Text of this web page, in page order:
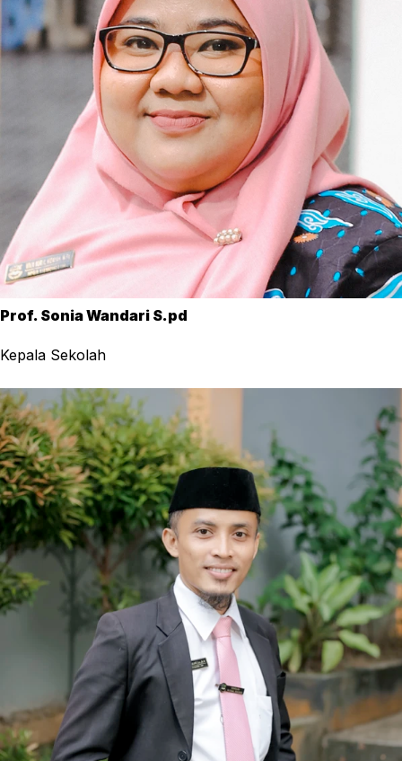
Prof. Sonia Wandari S.pd
Kepala Sekolah